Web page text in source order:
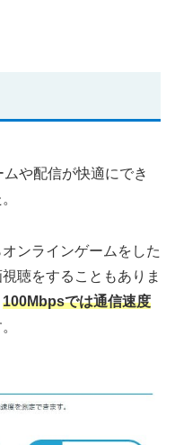
や配信が快適にでき
ンラインゲームをした
聴をすることもありま
100Mbpsでは通信速度